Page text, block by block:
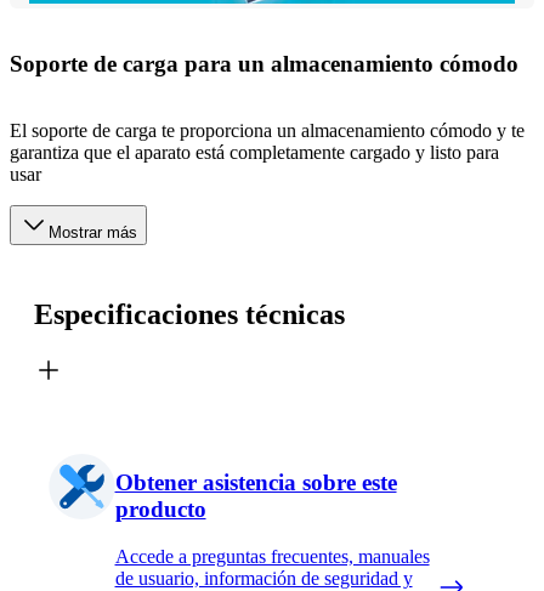
Soporte de carga para un almacenamiento cómodo
El soporte de carga te proporciona un almacenamiento cómodo y te
garantiza que el aparato está completamente cargado y listo para
usar
Mostrar más
Especificaciones técnicas
Obtener asistencia sobre este
producto
Accede a preguntas frecuentes, manuales
de usuario, información de seguridad y